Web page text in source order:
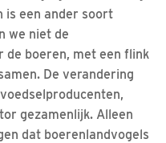
is een ander soort
we niet de
de boeren, met een flink
De verandering
gezamenlijk. Alleen
dat boerenlandvogels